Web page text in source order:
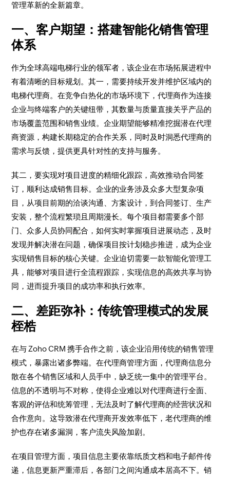
管理革新的全新篇章。​
一、客户期望：搭建智能化销售管理
体系​
作为全球高端电梯行业的领军者，该企业在市场拓展进程中
有着清晰的目标规划。其一，需要持续开发并维护区域内的
电梯代理商。在竞争白热化的市场环境下，代理商作为连接
企业与终端客户的关键纽带，其数量与质量直接关乎产品的
市场覆盖范围和销售业绩。企业期望能够精准挖掘潜在代理
商资源，构建长期稳定的合作关系，同时及时洞悉代理商的
需求与反馈，提供更具针对性的支持与服务。​
其二，要实现对项目进度的精细化跟踪，高效推动合同签
订，顺利达成销售目标。企业的业务涉及众多大型复杂项
目，从项目前期的洽谈沟通、方案设计，到合同签订、生产
安装，整个流程繁琐且周期漫长。每个项目都需要多个部
门、众多人员协同配合，如何实时掌握项目进展动态，及时
发现并解决潜在问题，确保项目按计划稳步推进，成为企业
实现销售目标的核心关键。企业迫切需要一款智能化管理工
具，能够对项目进行全流程跟踪，实现信息的高效共享与协
同，进而提升项目的成功率和执行效率。​
二、差距弥补：传统管理模式的发展
桎梏​
在与 Zoho CRM 携手合作之前，该企业沿用传统的销售管理
模式，暴露出诸多弊端。在代理商管理方面，代理商信息分
散在各个销售区域和人员手中，缺乏统一集中的管理平台。
信息的不透明与不对称，使得企业难以对代理商进行全面、
客观的评估和统筹管理，无法及时了解代理商的经营状况和
合作意向。这导致潜在代理商开发效率低下，老代理商的维
护也存在诸多漏洞，客户流失风险加剧。​
在项目管理方面，项目信息主要依靠纸质文档和电子邮件传
递，信息更新严重滞后，各部门之间沟通成本居高不下。销